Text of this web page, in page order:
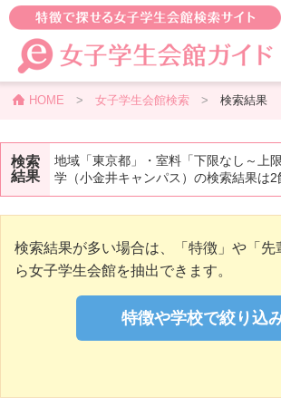
HOME > 女子学生会館検索> 検索結果
検索
結果
地域「東京都」・室料「下限なし～上
学（小金井キャンパス）の検索結果は2
検索結果が多い場合は、「特徴」や「先
ら女子学生会館を抽出できます。